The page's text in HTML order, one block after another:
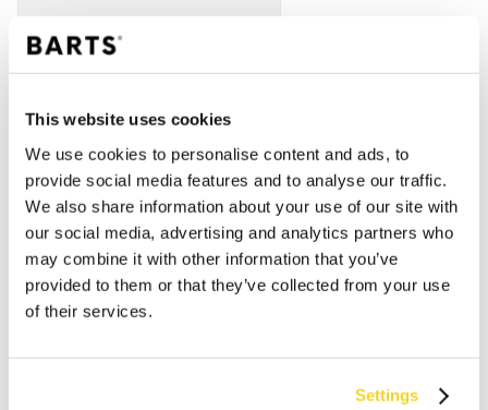
This website uses cookies
We use cookies to personalise content and ads, to
provide social media features and to analyse our traffic.
We also share information about your use of our site with
our social media, advertising and analytics partners who
may combine it with other information that you’ve
provided to them or that they’ve collected from your use
of their services.
Settings
IN WINKELWAGEN
Bestellingen die op werkdagen vóór 12:00 uur
worden geplaatst, worden dezelfde dag verzonden
Gratis verzending voor orders boven € 50,- binnen
NL
Binnen 30 dagen retourneren